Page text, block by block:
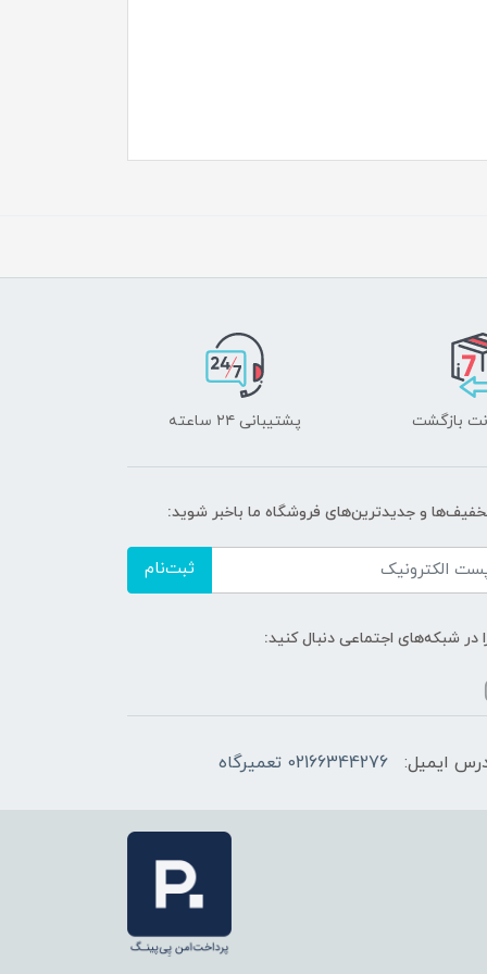
پشتیبانی ۲۴ ساعته
و جدیدترین‌های فروشگاه ما باخبر شوید:
ثبت‌نام
در شبکه‌های اجتماعی دنبال کنید:
ایمیل: 02166344276 تعمیرگاه